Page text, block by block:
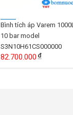
Bình tích áp Varem 1000L
10 bar model
S3N10H61CS000000
82.700.000